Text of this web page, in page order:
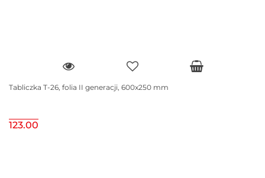
Tabliczka T-26, folia II generacji, 600x250 mm
123.00